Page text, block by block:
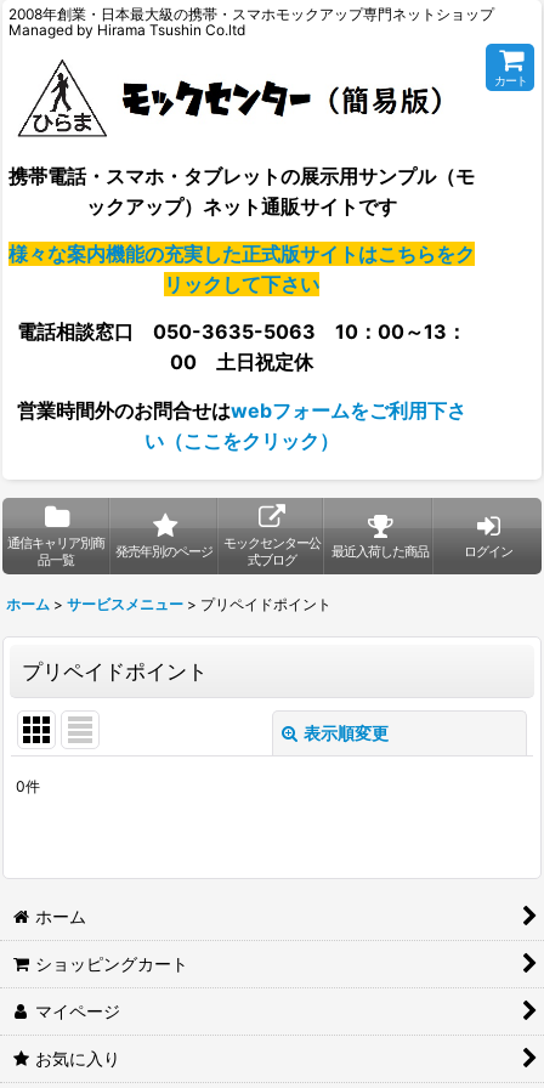
2008年創業・日本最大級の携帯・スマホモックアップ専門ネットショップ
Managed by Hirama Tsushin Co.ltd
携帯電話・スマホ・タブレットの展示用サンプル（モ
ックアップ）ネット通販サイトです
様々な案内機能の充実した正式版サイトはこちらをク
リックして下さい
電話相談窓口 050-3635-5063 10：00～13：
00 土日祝定休
営業時間外のお問合せはwebフォームをご利用下さ
い（ここをクリック）
カート
通信キャリア別商
品一覧
発売年別のページ
モックセンター公
式ブログ
最近入荷した商品 ログイン
ホーム > サービスメニュー > プリペイドポイント
プリペイドポイント
表示順変更
表示数
0件
ホーム
ショッピングカート
マイページ
お気に入り